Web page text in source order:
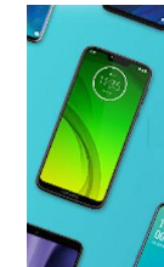
めス
端末
1.1.
世
界最軽量
の
「AQUOS
zero2 SH-